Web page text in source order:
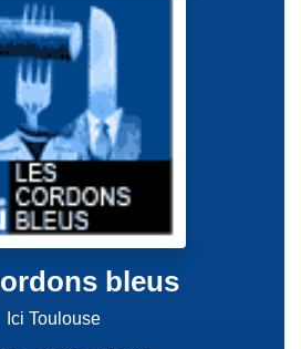
bleus
Ici Toulouse